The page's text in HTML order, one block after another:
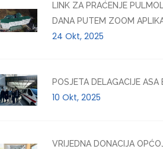
LINK ZA PRAĆENJE
DANA PUTEM ZOOM
24 Okt, 2025
POSJETA DELAGACIJE ASA
10 Okt, 2025
VRIJEDNA DONACIJA